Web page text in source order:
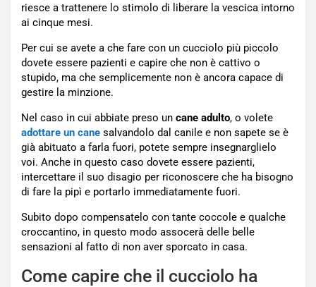
riesce a trattenere lo stimolo di liberare la vescica intorno
ai cinque mesi.
Per cui se avete a che fare con un cucciolo più piccolo
dovete essere pazienti e capire che non è cattivo o
stupido, ma che semplicemente non è ancora capace di
gestire la minzione.
Nel caso in cui abbiate preso un cane adulto, o volete
adottare un cane salvandolo dal canile e non sapete se è
già abituato a farla fuori, potete sempre insegnarglielo
voi. Anche in questo caso dovete essere pazienti,
intercettare il suo disagio per riconoscere che ha bisogno
di fare la pipì e portarlo immediatamente fuori.
Subito dopo compensatelo con tante coccole e qualche
croccantino, in questo modo assocerà delle belle
sensazioni al fatto di non aver sporcato in casa.
Come capire che il cucciolo ha